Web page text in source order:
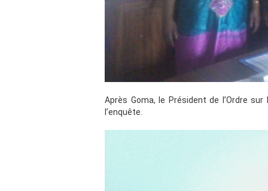
Après Goma, le Président de l’Ordre
l’enquête.